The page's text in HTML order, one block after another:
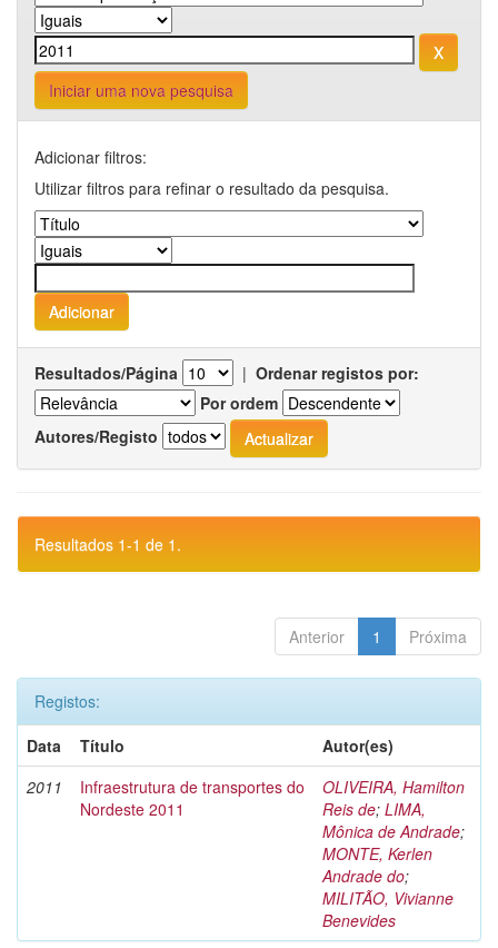
Iniciar uma nova pesquisa
Adicionar filtros:
Utilizar filtros para refinar o resultado da pesquisa.
Resultados/Página | Ordenar registos por:
Por ordem
Autores/Registo
Resultados 1-1 de 1.
Anterior 1 Próxima
Registos:
Data
Título
Autor(es)
2011
Infraestrutura de transportes do
Nordeste 2011
OLIVEIRA, Hamilton
Reis de; LIMA,
Mônica de Andrade;
MONTE, Kerlen
Andrade do;
MILITÃO, Vivianne
Benevides